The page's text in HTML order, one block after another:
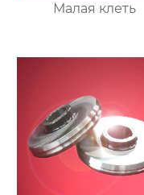
Малая клеть